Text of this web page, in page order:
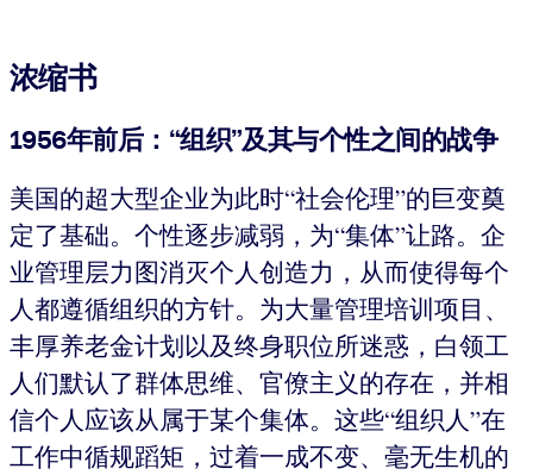
浓缩书
1956年前后：“组织”及其与个性之间的战争
美国的超大型企业为此时“社会伦理”的巨变奠
定了基础。个性逐步减弱，为“集体”让路。企
业管理层力图消灭个人创造力，从而使得每个
人都遵循组织的方针。为大量管理培训项目、
丰厚养老金计划以及终身职位所迷惑，白领工
人们默认了群体思维、官僚主义的存在，并相
信个人应该从属于某个集体。这些“组织人”在
工作中循规蹈矩，过着一成不变、毫无生机的